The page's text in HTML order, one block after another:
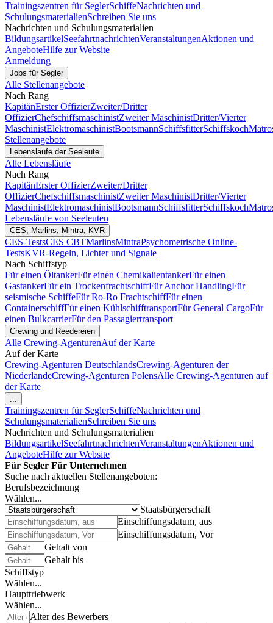
Trainingszentren für SeglerSchiffeNachrichten und
SchulungsmaterialienSchreiben Sie uns
Nachrichten und Schulungsmaterialien
BildungsartikelSeefahrtnachrichtenVeranstaltungenAktionen und
AngeboteHilfe zur Website
Anmeldung
Jobs für Segler
Alle Stellenangebote
Nach Rang
KapitänErster OffizierZweiter/Dritter
OffizierChefschiffsmaschinistZweiter MaschinistDritter/Vierter
MaschinistElektromaschinistBootsmannSchiffsfitterSchiffskoch
Stellenangebote
Lebensläufe der Seeleute
Alle Lebensläufe
Nach Rang
KapitänErster OffizierZweiter/Dritter
OffizierChefschiffsmaschinistZweiter MaschinistDritter/Vierter
MaschinistElektromaschinistBootsmannSchiffsfitterSchiffskoch
Lebensläufe von Seeleuten
CES, Marlins, Mintra, KVR
CES-TestsCES CBTMarlinsMintraPsychometrische Online-
TestsKVR-Regeln, Lichter und Signale
Nach Schiffstyp
Für einen ÖltankerFür einen ChemikalientankerFür einen
GastankerFür ein TrockenfrachtschiffFür Anchor HandlingFür
seismische SchiffeFür Ro-Ro FrachtschiffFür einen
ContainerschiffFür einen KühlschifftransportFür General CargoFür
einen BulkcarrierFür den Passagiertransport
Crewing und Reedereien
Alle Crewing-AgenturenAuf der Karte
Auf der Karte
Crewing-Agenturen DeutschlandsCrewing-Agenturen der
NiederlandeCrewing-Agenturen PolensAlle Crewing-Agenturen auf
der Karte
...
Trainingszentren für SeglerSchiffeNachrichten und
SchulungsmaterialienSchreiben Sie uns
Nachrichten und Schulungsmaterialien
BildungsartikelSeefahrtnachrichtenVeranstaltungenAktionen und
AngeboteHilfe zur Website
Für Segler Für Unternehmen
Suche nach aktuellen Stellenangeboten:
Berufsbezeichnung
Wählen...
Staatsbürgerschaft
Einschiffungsdatum, aus
Einschiffungsdatum, Vor
Gehalt von
Gehalt bis
Schiffstyp
Wählen...
Haupttriebwerk
Wählen...
Alter des Bewerbers